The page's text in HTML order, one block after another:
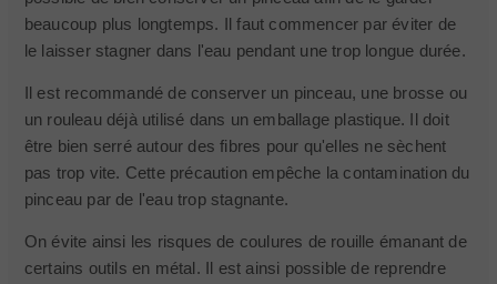
beaucoup plus longtemps. Il faut commencer par éviter de
le laisser stagner dans l'eau pendant une trop longue durée.
Il est recommandé de conserver un pinceau, une brosse ou
un rouleau déjà utilisé dans un emballage plastique. Il doit
être bien serré autour des fibres pour qu'elles ne sèchent
pas trop vite. Cette précaution empêche la contamination du
pinceau par de l'eau trop stagnante.
On évite ainsi les risques de coulures de rouille émanant de
certains outils en métal. Il est ainsi possible de reprendre